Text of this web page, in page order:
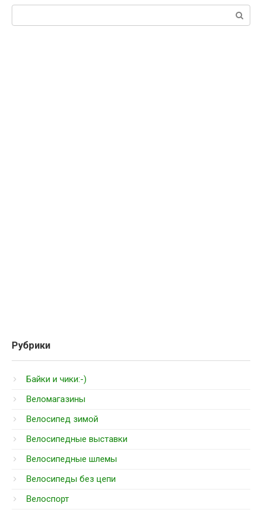
Рубрики
Байки и чики:-)
Веломагазины
Велосипед зимой
Велосипедные выставки
Велосипедные шлемы
Велосипеды без цепи
Велоспорт